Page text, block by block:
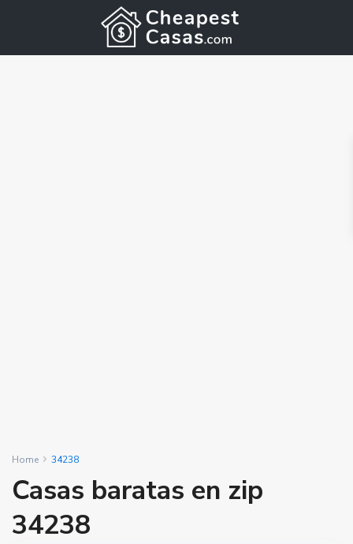
Home 34238
Casas baratas en zip
34238